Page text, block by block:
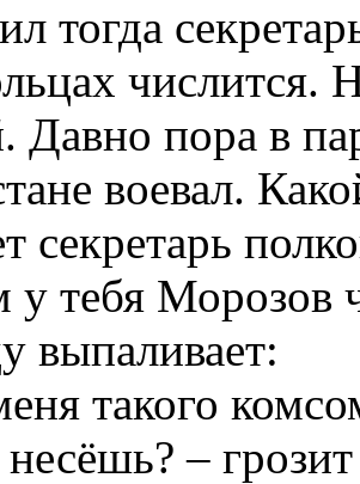
тогда
числится.
Давно пора в
воевал.
секретарь
у тебя Морозов
выпаливает:
такого
–